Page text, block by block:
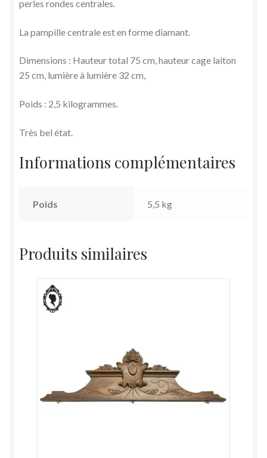
perles rondes centrales.
La pampille centrale est en forme diamant.
Dimensions : Hauteur total 75 cm, hauteur cage laiton
25 cm, lumière à lumière 32 cm,
Poids : 2,5 kilogrammes.
Très bel état.
Informations complémentaires
Poids 5,5 kg
Produits similaires